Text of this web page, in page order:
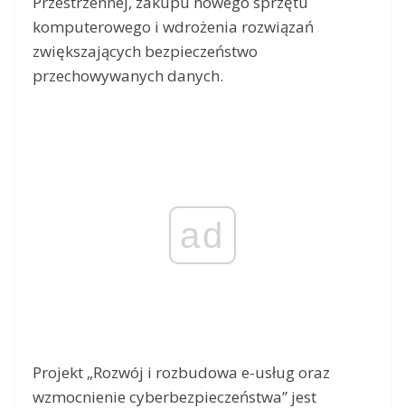
komputerowego i wdrożenia rozwiązań
zwiększających bezpieczeństwo
przechowywanych danych.
ad
Projekt „Rozwój i rozbudowa e-usług oraz
wzmocnienie cyberbezpieczeństwa” jest